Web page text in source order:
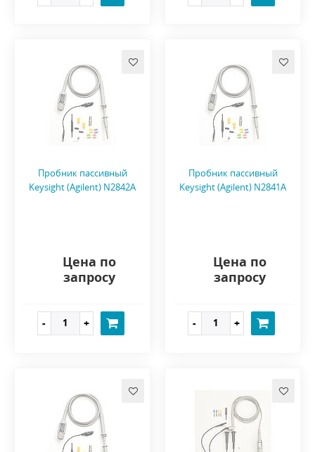
Пробник пассивный
Keysight (Agilent) N2842A
Цена по
запросу
Пробник пассивный
Keysight (Agilent) N2841A
Цена по
запросу